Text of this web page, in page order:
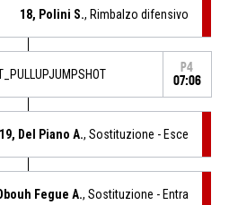
18, Polini S., Rimbalzo difensivo
P4
07:06
19, Del Piano A., Sostituzione - Esce
Fegue A., Sostituzione - Entra